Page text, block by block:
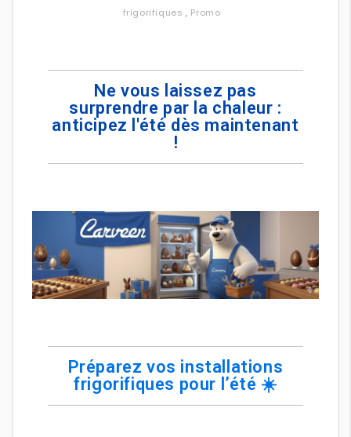
frigorifiques , Promo
Ne vous laissez pas
surprendre par la chaleur :
anticipez l'été dès maintenant
!
Préparez vos installations
frigorifiques pour l’été ☀️